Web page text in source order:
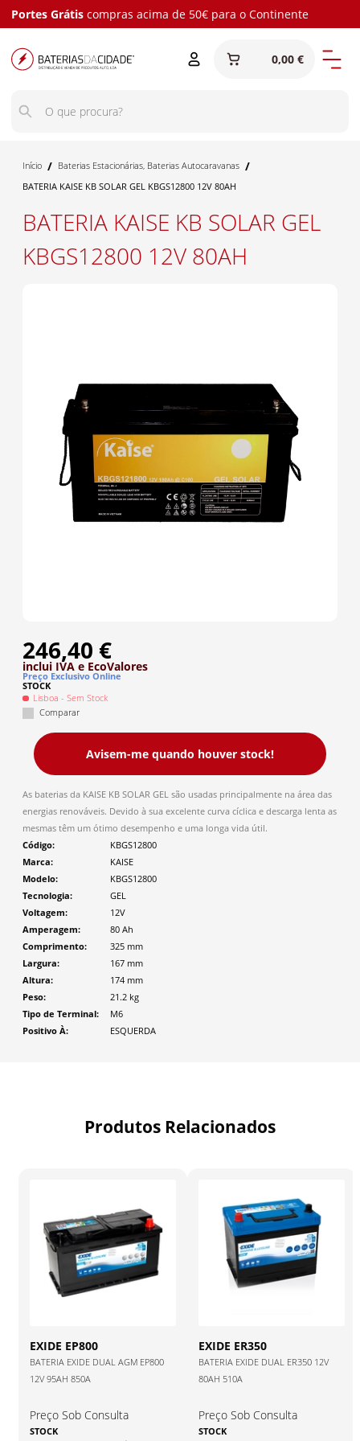
Portes Grátis compras acima de 50€ para o Continente
0,00 €
Início / Baterias Estacionárias, Baterias Autocaravanas /
BATERIA KAISE KB SOLAR GEL KBGS12800 12V 80AH
BATERIA KAISE KB SOLAR GEL
KBGS12800 12V 80AH
246,40 €
inclui IVA e EcoValores
Preço Exclusivo Online
STOCK
Lisboa - Sem Stock
Comparar
Avisem-me quando houver stock!
As baterias da KAISE KB SOLAR GEL são usadas principalmente na área das
energias renováveis. Devido à sua excelente curva cíclica e descarga lenta as
mesmas têm um ótimo desempenho e uma longa vida útil.
Código
KBGS12800
Marca
KAISE
Modelo
KBGS12800
Tecnologia
GEL
Voltagem
12V
Amperagem
80 Ah
Comprimento
325 mm
Largura
167 mm
Altura
174 mm
Peso
21.2 kg
Tipo de Terminal
M6
Positivo À
ESQUERDA
Produtos Relacionados
EXIDE EP800
BATERIA EXIDE DUAL AGM EP800
12V 95AH 850A
Preço Sob Consulta
STOCK
EXIDE ER350
BATERIA EXIDE DUAL ER350 12V
80AH 510A
Preço Sob Consulta
STOCK